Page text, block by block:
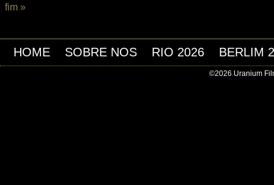
fim »
HOME SOBRE NOS RIO 2026 BERLIM
©2026 Uranium